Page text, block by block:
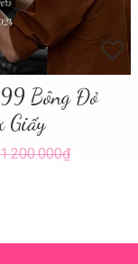
99 Bông Đỏ
Giấy
1.200.000₫